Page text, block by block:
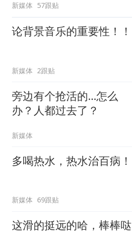
新媒体 57跟贴
论背景音乐的重要性！！
新媒体 2跟贴
旁边有个抢活的…怎么
办？人都过去了？
新媒体
多喝热水，热水治百病！
新媒体 69跟贴
这滑的挺远的哈，棒棒哒